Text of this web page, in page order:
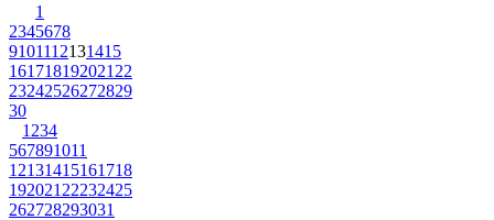
1
2345678
9101112131415
161718192021 22
23242526272829
30
1 234
567891011
12131415161718
192021 22232425
262728293031